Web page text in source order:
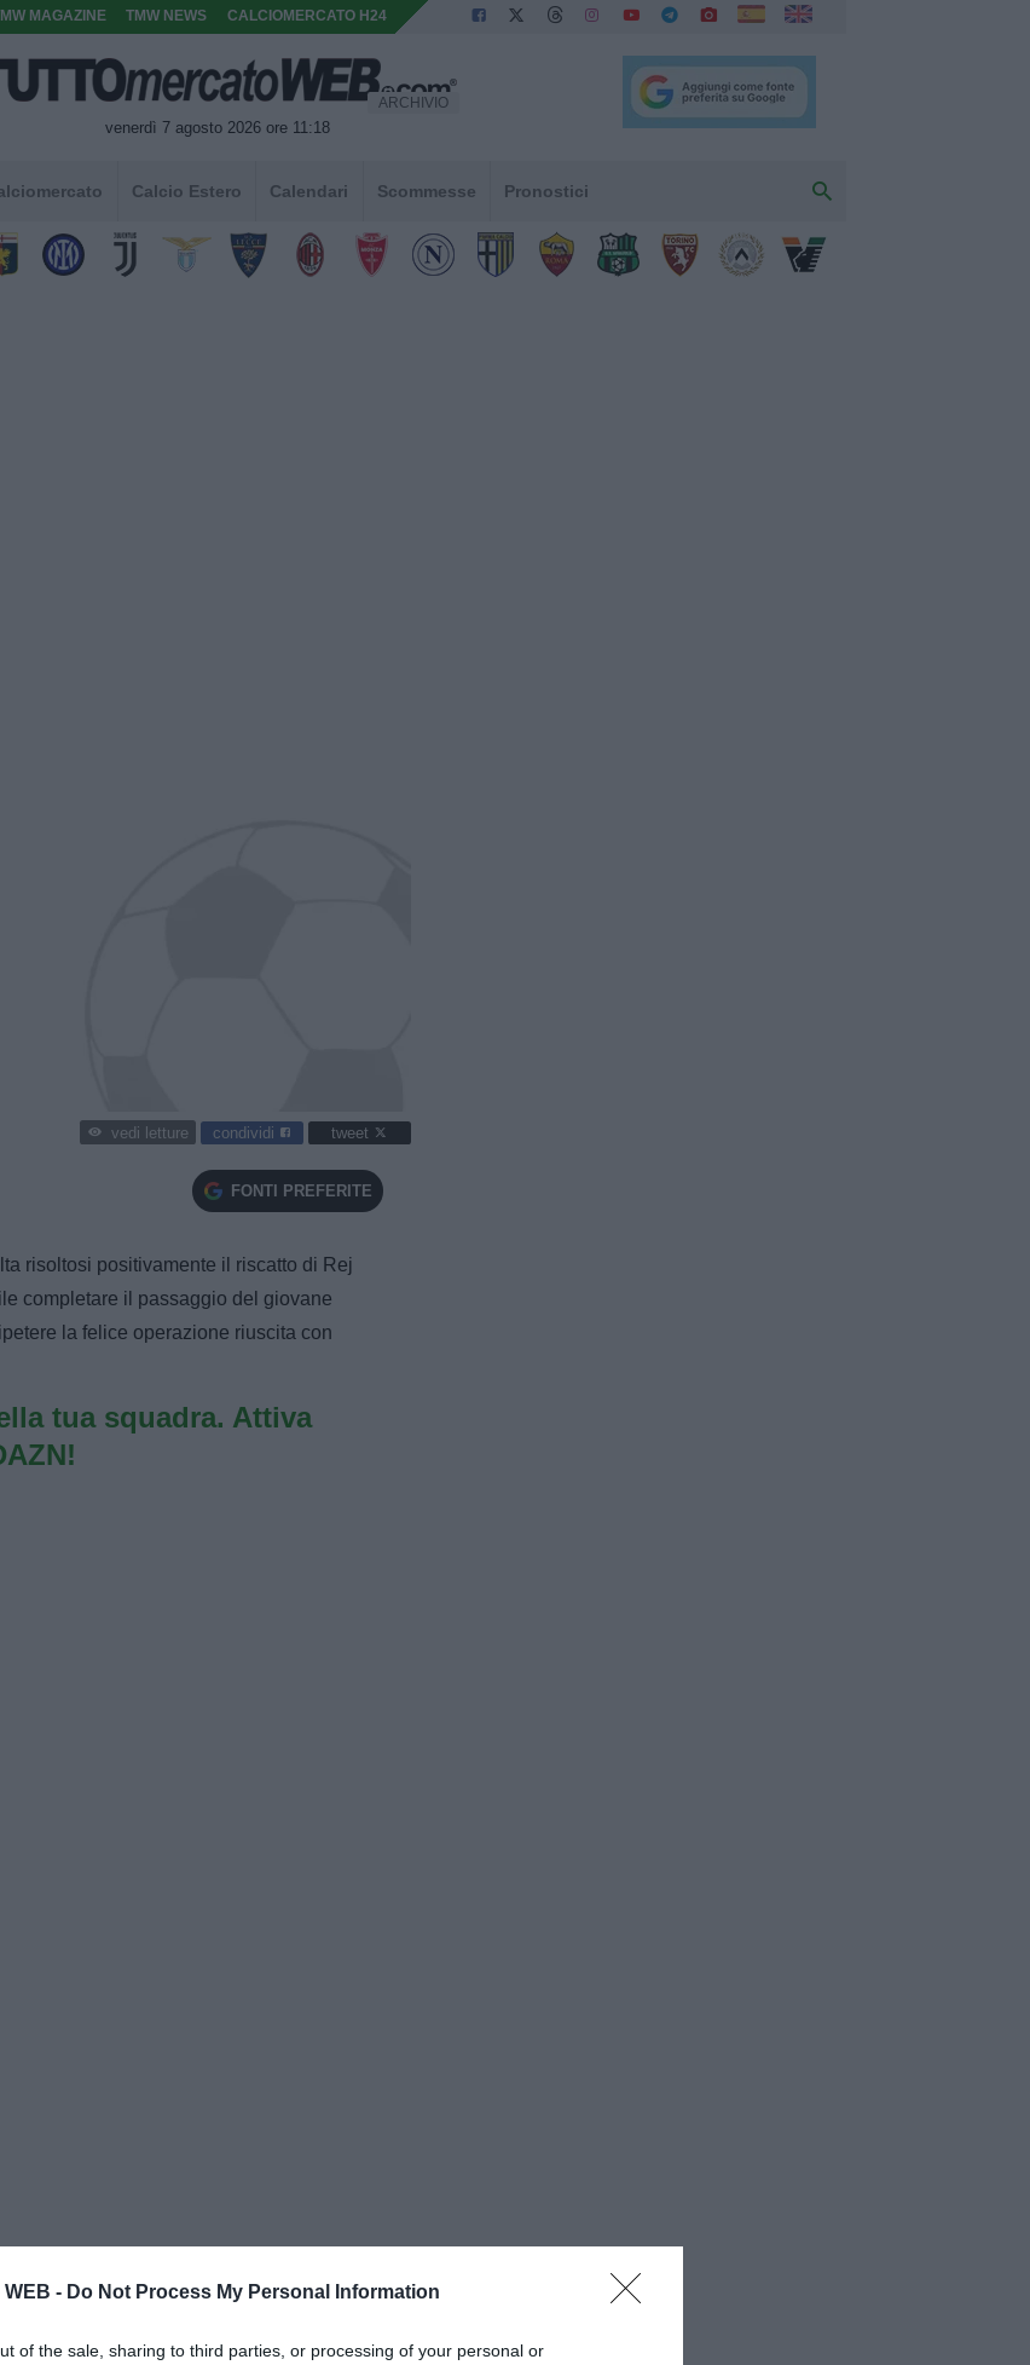
- Do Not Process My Personal Information
of the sale, sharing to third parties, or processing of your personal or
MAGAZINE TMW NEWS CALCIOMERCATO H24
venerdì 7 agosto 2026 ore 11:18
ARCHIVIO
Calcio Estero Calendari Scommesse Pronostici
vedi letture condividi tweet
FONTI PREFERITE
risoltosi positivamente il riscatto di Rej
completare il passaggio del giovane
la felice operazione riuscita con
tua squadra. Attiva